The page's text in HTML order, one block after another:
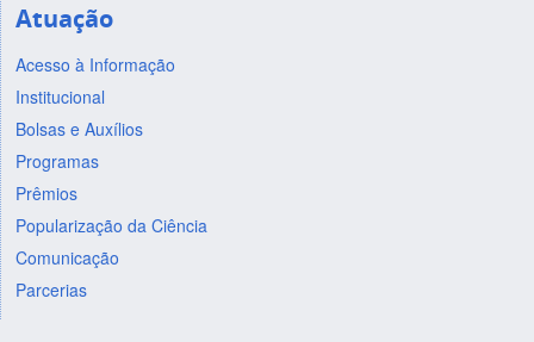
Atuação
Acesso à Informação
Institucional
Bolsas e Auxílios
Programas
Prêmios
Popularização da Ciência
Comunicação
Parcerias